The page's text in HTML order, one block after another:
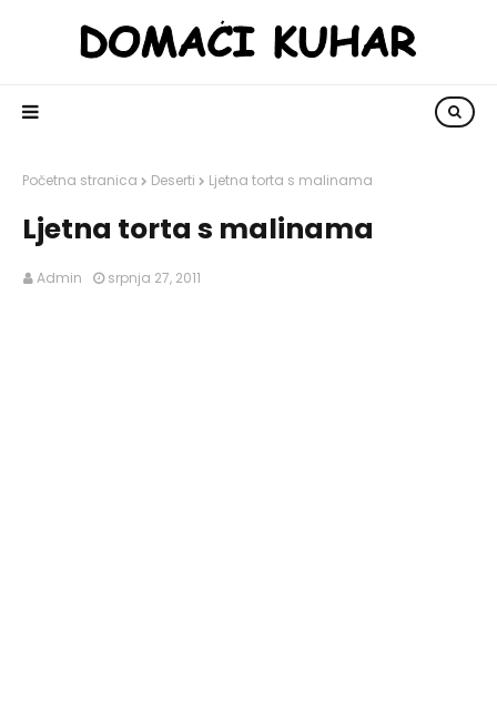
Početna stranica Deserti Ljetna torta s malinama
Ljetna torta s malinama
Admin srpnja 27, 2011